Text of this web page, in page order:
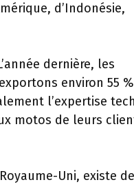
d’Indonésie,
dernière, les
environ 55
l’expertise
motos de leurs
Uni, existe